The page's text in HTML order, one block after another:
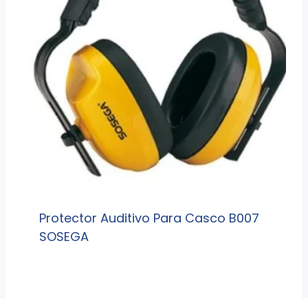
Protector Auditivo Para Casco B007
SOSEGA